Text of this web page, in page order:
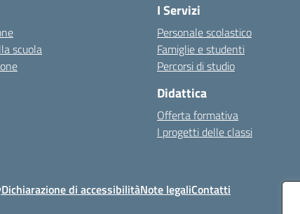
scuola
I Servizi
Personale scolastico
Famiglie e studenti
Percorsi di studio
Didattica
Offerta formativa
I progetti delle classi
Dichiarazione di accessibilitàNote legaliContatti